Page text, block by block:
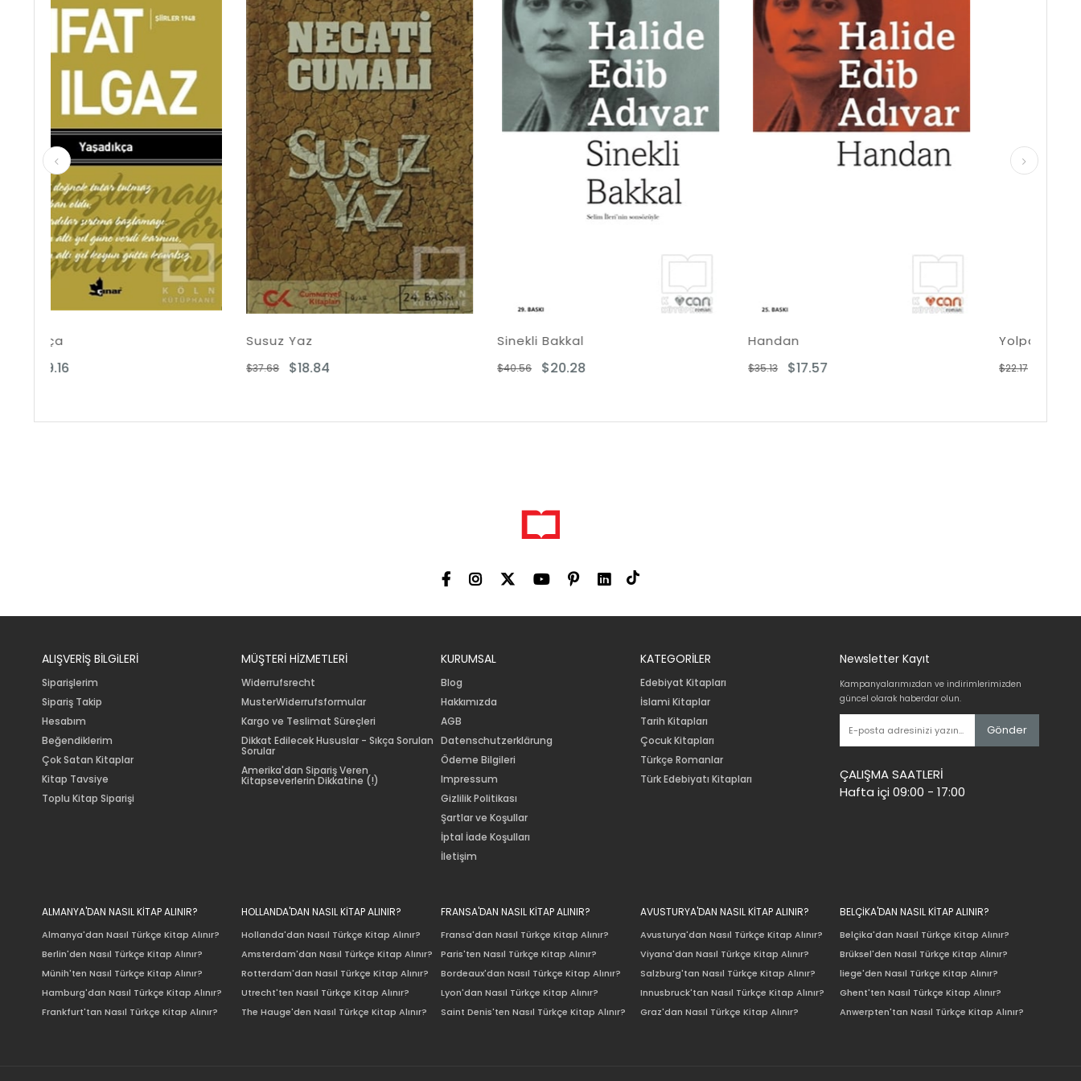
İndirim
%55İndirim
İndirim
%50İndirim
$40.56
İndirim
%50İndirim
Handan
$35.13
İndirim
%50İndirim
ALIŞVERİŞ BİLGiLERİ
Siparişlerim
Sipariş Takip
Hesabım
Beğendiklerim
Çok Satan Kitaplar
Kitap Tavsiye
Toplu Kitap Siparişi
MÜŞTERİ HİZMETLERİ
Widerrufsrecht
MusterWiderrufsformular
Kargo ve Teslimat Süreçleri
Dikkat Edilecek Hususlar - Sıkça Sorulan
Sorular
Amerika'dan Sipariş Veren
Kitapseverlerin Dikkatine (!)
KURUMSAL
Blog
Hakkımızda
AGB
Datenschutzerklärung
Ödeme Bilgileri
Impressum
Gizlilik Politikası
Şartlar ve Koşullar
İptal İade Koşulları
İletişim
KATEGORİLER
Edebiyat Kitapları
İslami Kitaplar
Tarih Kitapları
Çocuk Kitapları
Türkçe Romanlar
Türk Edebiyatı Kitapları
Newsletter Kayıt
Kampanyalarımızdan ve indirimlerimizden
güncel olarak haberdar olun.
Gönder
ÇALIŞMA SAATLERİ
Hafta içi 09:00 - 17:00
ALMANYA'DAN NASIL KİTAP ALINIR?
Almanya'dan Nasıl Türkçe Kitap Alınır?
Berlin'den Nasıl Türkçe Kitap Alınır?
Münih'ten Nasıl Türkçe Kitap Alınır?
Hamburg'dan Nasıl Türkçe Kitap Alınır?
Frankfurt'tan Nasıl Türkçe Kitap Alınır?
HOLLANDA'DAN NASIL KİTAP ALINIR?
Hollanda'dan Nasıl Türkçe Kitap Alınır?
Amsterdam'dan Nasıl Türkçe Kitap Alınır?
Rotterdam'dan Nasıl Türkçe Kitap Alınır?
Utrecht'ten Nasıl Türkçe Kitap Alınır?
The Hauge'den Nasıl Türkçe Kitap Alınır?
FRANSA'DAN NASIL KİTAP ALINIR?
Fransa'dan Nasıl Türkçe Kitap Alınır?
Paris'ten Nasıl Türkçe Kitap Alınır?
Bordeaux'dan Nasıl Türkçe Kitap Alınır?
Lyon'dan Nasıl Türkçe Kitap Alınır?
Saint Denis'ten Nasıl Türkçe Kitap Alınır?
AVUSTURYA'DAN NASIL KİTAP ALINIR?
Avusturya'dan Nasıl Türkçe Kitap Alınır?
Viyana'dan Nasıl Türkçe Kitap Alınır?
Salzburg'tan Nasıl Türkçe Kitap Alınır?
Innusbruck'tan Nasıl Türkçe Kitap Alınır?
Graz'dan Nasıl Türkçe Kitap Alınır?
BELÇİKA'DAN NASIL KİTAP ALINIR?
Belçika'dan Nasıl Türkçe Kitap Alınır?
Brüksel'den Nasıl Türkçe Kitap Alınır?
liege'den Nasıl Türkçe Kitap Alınır?
Ghent'ten Nasıl Türkçe Kitap Alınır?
Anwerpten'tan Nasıl Türkçe Kitap Alınır?